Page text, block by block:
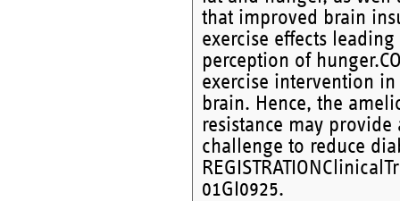
that improved brain
exercise effects
perception of
exercise intervention
brain. Hence, the
resistance may
challenge to reduce
01GI0925.